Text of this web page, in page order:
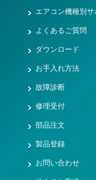
エアコン機種別
よくあるご質問
ダウンロード
お手入れ方法
故障診断
修理受付
部品注文
製品登録
お問い合わせ